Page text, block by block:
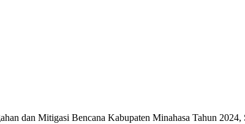
dan Mitigasi Bencana Kabupaten Minahasa Tahun 2024,